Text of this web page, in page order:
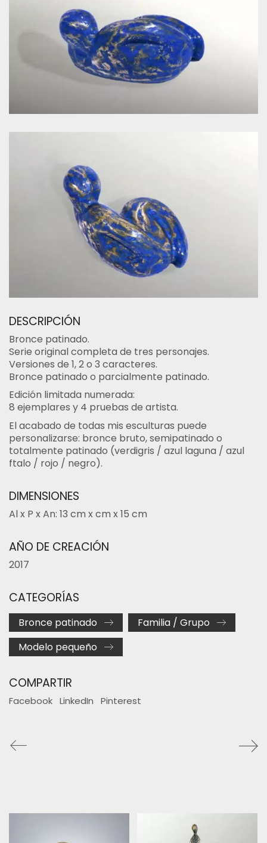
DESCRIPCIÓN
Bronce patinado.
Serie original completa de tres personajes.
Versiones de 1, 2 o 3 caracteres.
Bronce patinado o parcialmente patinado.
Edición limitada numerada:
8 ejemplares y 4 pruebas de artista.
El acabado de todas mis esculturas puede
personalizarse: bronce bruto, semipatinado o
totalmente patinado (verdigris / azul laguna / azul
ftalo / rojo / negro).
DIMENSIONES
Al x P x An: 13 cm x cm x 15 cm
AÑO DE CREACIÓN
2017
CATEGORÍAS
Bronce patinado
Familia / Grupo
Modelo pequeño
COMPARTIR
Facebook LinkedIn Pinterest